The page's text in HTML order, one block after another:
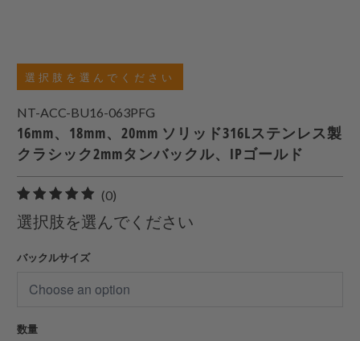
選択肢を選んでください
NT-ACC-BU16-063PFG
16mm、18mm、20mm ソリッド316Lステンレス製
クラシック2mmタンバックル、IPゴールド
(0)
合
計
ュ
選択肢を選んでください
バックルサイズ
数量